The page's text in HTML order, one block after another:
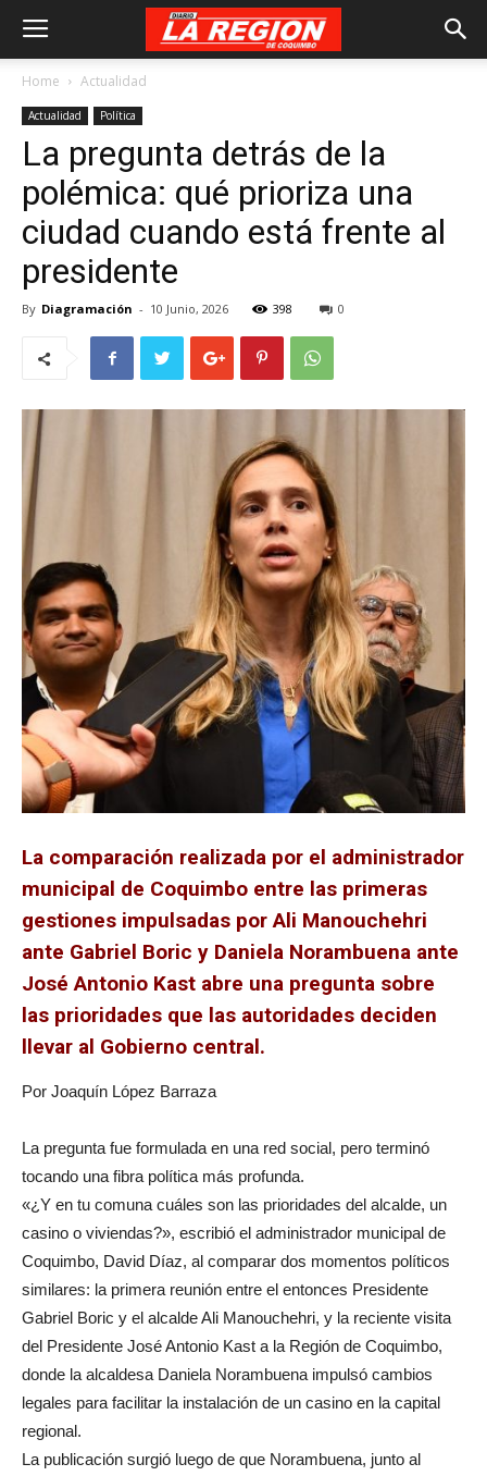
Home Actualidad
Actualidad Política
La pregunta detrás de la
polémica: qué prioriza una
ciudad cuando está frente al
presidente
By Diagramación - 10 Junio, 2026 398 0
La comparación realizada por el administrador
municipal de Coquimbo entre las primeras
gestiones impulsadas por Ali Manouchehri
ante Gabriel Boric y Daniela Norambuena ante
José Antonio Kast abre una pregunta sobre
las prioridades que las autoridades deciden
llevar al Gobierno central.
Por Joaquín López Barraza
La pregunta fue formulada en una red social, pero terminó
tocando una fibra política más profunda.
«¿Y en tu comuna cuáles son las prioridades del alcalde, un
casino o viviendas?», escribió el administrador municipal de
Coquimbo, David Díaz, al comparar dos momentos políticos
similares: la primera reunión entre el entonces Presidente
Gabriel Boric y el alcalde Ali Manouchehri, y la reciente visita
del Presidente José Antonio Kast a la Región de Coquimbo,
donde la alcaldesa Daniela Norambuena impulsó cambios
legales para facilitar la instalación de un casino en la capital
regional.
La publicación surgió luego de que Norambuena, junto al